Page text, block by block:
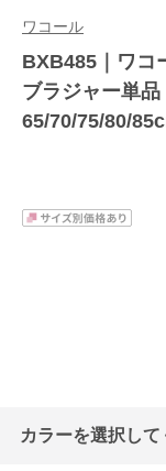
ワコール
BXB485｜ワコ
ブラジャー単
65/70/75/80/
カラーを選択して